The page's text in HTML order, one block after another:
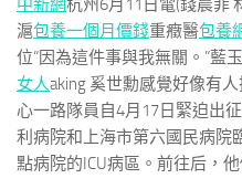
中新網杭州6月11日電(錢晨菲
滬包養一個月價錢重癥醫包養
位“因為這件事與我無關。”藍
女人aking 奚世勳感覺好像有
心一路隊員自4月17日緊迫出
利病院和上海市第六國民病院
點病院的ICU病區。前往后，